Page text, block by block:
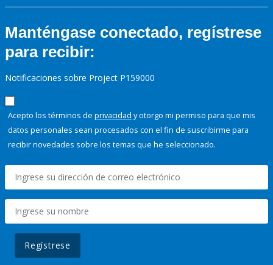
Manténgase conectado, regístrese
para recibir:
Notificaciones sobre Project P159000
Acepto los términos de privacidad y otorgo mi permiso para que mis
datos personales sean procesados con el fin de suscribirme para
recibir novedades sobre los temas que he seleccionado.
Regístrese